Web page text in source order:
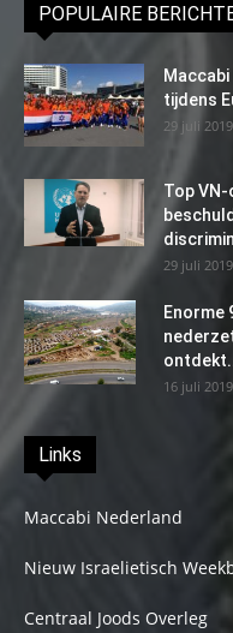
POPULAIRE
tijdens
29 juli 2019
Top
29 juli 2019
Enorme
16 juli 2019
Links
Maccabi Nederland
Nieuw Israelietisch
Centraal Joods Overleg